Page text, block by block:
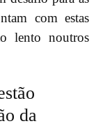
com estas
lento noutros
da